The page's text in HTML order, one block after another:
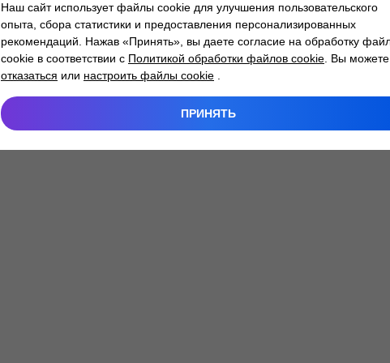
-side exception has occurred while loading atlantm.by (see the
Наш сайт использует файлы cookie для улучшения пользовательского
опыта, сбора статистики и предоставления персонализированных
рекомендаций. Нажав «Принять», вы даете согласие на обработку
cookie в соответствии с Политикой обработки файлов cookie . Вы можете
отказаться или настроить файлы cookie
ПРИНЯТЬ